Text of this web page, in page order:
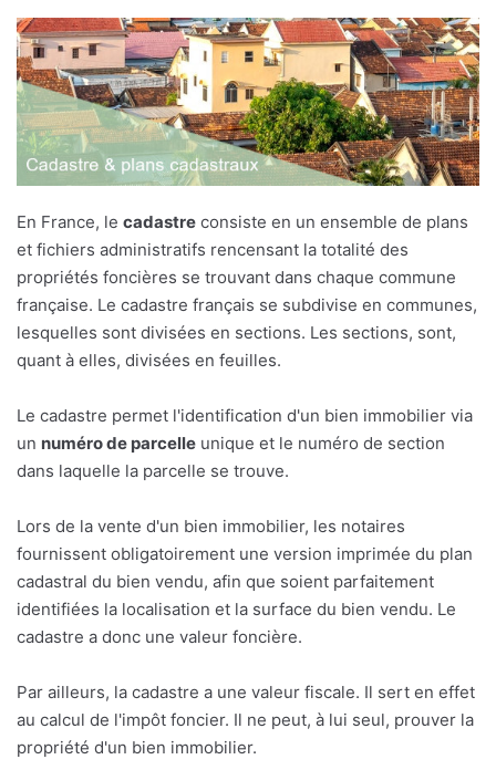
En France, le cadastre consiste en un ensemble de plans
et fichiers administratifs rencensant la totalité des
propriétés foncières se trouvant dans chaque commune
française. Le cadastre français se subdivise en communes,
lesquelles sont divisées en sections. Les sections, sont,
quant à elles, divisées en feuilles.
Le cadastre permet l'identification d'un bien immobilier via
un numéro de parcelle unique et le numéro de section
dans laquelle la parcelle se trouve.
Lors de la vente d'un bien immobilier, les notaires
fournissent obligatoirement une version imprimée du plan
cadastral du bien vendu, afin que soient parfaitement
identifiées la localisation et la surface du bien vendu. Le
cadastre a donc une valeur foncière.
Par ailleurs, la cadastre a une valeur fiscale. Il sert en effet
au calcul de l'impôt foncier. Il ne peut, à lui seul, prouver la
propriété d'un bien immobilier.